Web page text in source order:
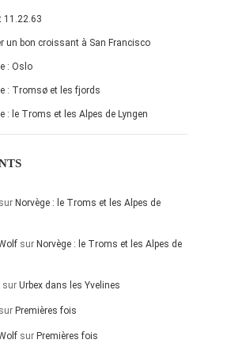
11.22.63
un bon croissant à San Francisco
: Oslo
: Tromsø et les fjords
: le Troms et les Alpes de Lyngen
sur Norvège : le Troms et les Alpes de
sur Norvège : le Troms et les Alpes de
sur Urbex dans les Yvelines
sur Premières fois
sur Premières fois